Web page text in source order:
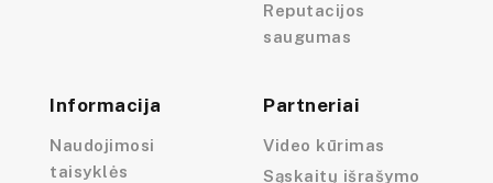
Reputacijos
saugumas
Informacija
Naudojimosi
taisyklės
Partneriai
Video kūrimas
Sąskaitų išrašymo